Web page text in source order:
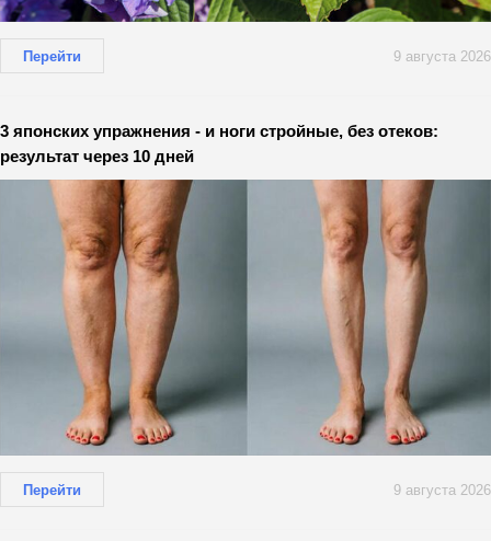
Перейти 9 августа 2026
3 японских упражнения - и ноги стройные, без отеков:
результат через 10 дней
Перейти 9 августа 2026